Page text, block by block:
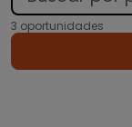
3 oportunidades